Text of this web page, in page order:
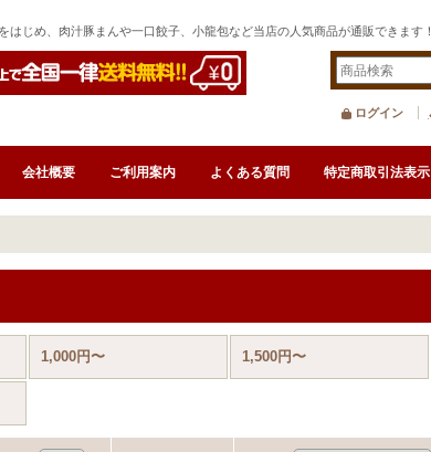
じめ、肉汁豚まんや一口餃子、小龍包など当店の人気商品が通販できます！
ログイン
会社概要 ご利用案内 よくある質問 特定商取引法表示
1,000円〜 1,500円〜